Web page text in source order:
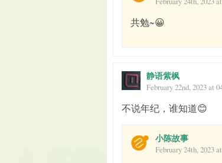
共勉~😀
静语紫枫
February 22nd, 2023 at
不说年纪，谁知道😊
小陈故事
February 24th, 2023